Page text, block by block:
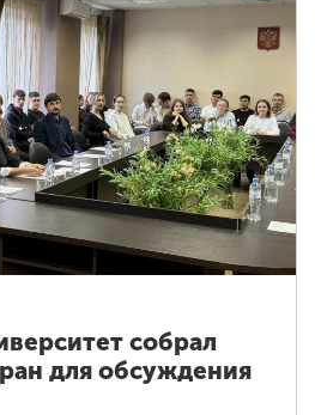
собрал
для обсуждения